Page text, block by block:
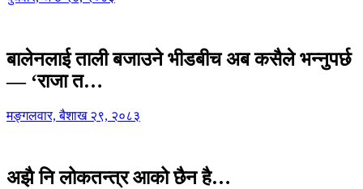
बालेनलाई ताली बजाउने भीडबीच अब कसैले भन्नुपर्छ
— ‘राजा त…
मङ्गलवार, बैशाख २९, २०८३
अझै नि लोकतन्त्र आको छैन है…